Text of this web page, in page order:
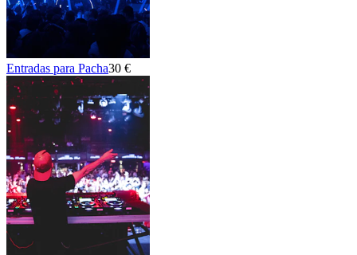
Entradas para Pacha30 €